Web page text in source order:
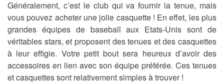
Généralement, c’est le club qui va fournir la tenue, mais
vous pouvez acheter une jolie casquette ! En effet, les plus
grandes équipes de baseball aux Etats-Unis sont de
véritables stars, et proposent des tenues et des casquettes
à leur effigie. Votre petit bout sera heureux d’avoir des
accessoires en lien avec son équipe préférée. Ces tenues
et casquettes sont relativement simples à trouver !